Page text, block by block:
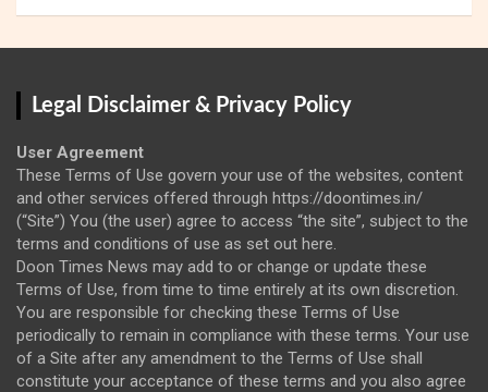
Legal Disclaimer & Privacy Policy
User Agreement
These Terms of Use govern your use of the websites, content
and other services offered through https://doontimes.in/
(“Site”) You (the user) agree to access “the site”, subject to the
terms and conditions of use as set out here.
Doon Times News may add to or change or update these
Terms of Use, from time to time entirely at its own discretion.
You are responsible for checking these Terms of Use
periodically to remain in compliance with these terms. Your use
of a Site after any amendment to the Terms of Use shall
constitute your acceptance of these terms and you also agree